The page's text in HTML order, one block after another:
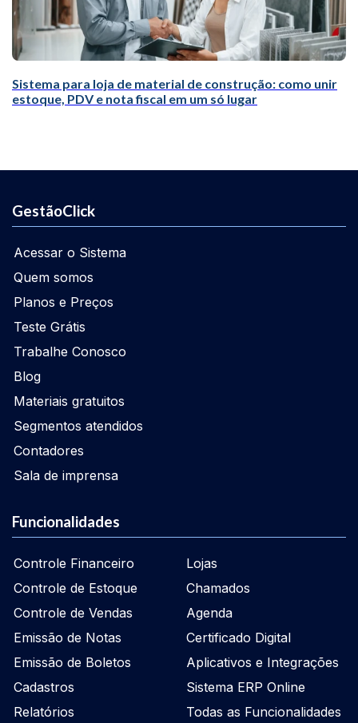
Sistema para loja de material de construção: como unir
estoque, PDV e nota fiscal em um só lugar
GestãoClick
Acessar o Sistema
Quem somos
Planos e Preços
Teste Grátis
Trabalhe Conosco
Blog
Materiais gratuitos
Segmentos atendidos
Contadores
Sala de imprensa
Funcionalidades
Controle Financeiro
Controle de Estoque
Controle de Vendas
Emissão de Notas
Emissão de Boletos
Cadastros
Relatórios
Lojas
Chamados
Agenda
Certificado Digital
Aplicativos e Integrações
Sistema ERP Online
Todas as Funcionalidades